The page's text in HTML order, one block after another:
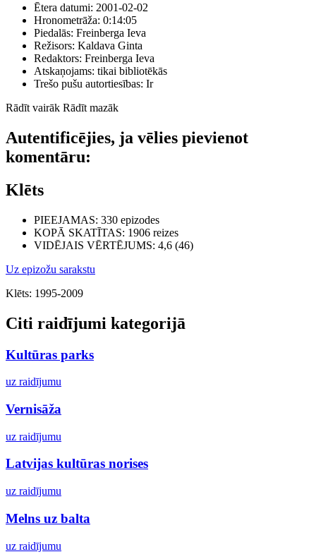
Ētera datumi: 2001-02-02
Hronometrāža: 0:14:05
Piedalās: Freinberga Ieva
Režisors: Kaldava Ginta
Redaktors: Freinberga Ieva
Atskaņojams: tikai bibliotēkās
Trešo pušu autortiesības: Ir
Rādīt vairāk Rādīt mazāk
Autentificējies, ja vēlies pievienot
komentāru:
Klēts
PIEEJAMAS: 330 epizodes
KOPĀ SKATĪTAS: 1906 reizes
VIDĒJAIS VĒRTĒJUMS: 4,6 (46)
Uz epizožu sarakstu
Klēts: 1995-2009
Citi raidījumi kategorijā
Kultūras parks
uz raidījumu
Vernisāža
uz raidījumu
Latvijas kultūras norises
uz raidījumu
Melns uz balta
uz raidījumu